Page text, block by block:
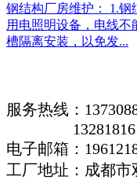
钢结构厂房维护： 1.
用电照明设备，电线
槽隔离安装，以免发...
服务热线：
电子邮箱：
工厂地址：成都市